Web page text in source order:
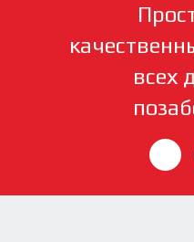
всех